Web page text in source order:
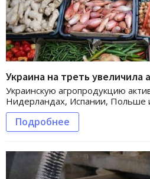
Украина на треть увеличила
Украинскую агропродукцию
Нидерландах, Испании, Польше
Подробнее